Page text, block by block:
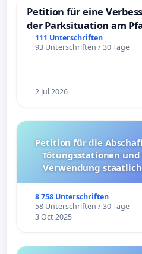
Petition für eine
der Parksituation am
Mannheim
111 Unterschriften
93 Unterschriften / 30 Tage
2 Jul 2026
Petition für die Abschaffung der
Tötungsstationen
Verwendung
8 758 Unterschriften
58 Unterschriften / 30 Tage
3 Oct 2025